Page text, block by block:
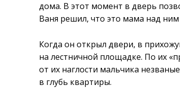
дома. В этот момент в дверь
Ваня решил, что это мама над ним
Когда он открыл двери, в
на лестничной площадке. По их
от их наглости мальчика
в глубь квартиры.